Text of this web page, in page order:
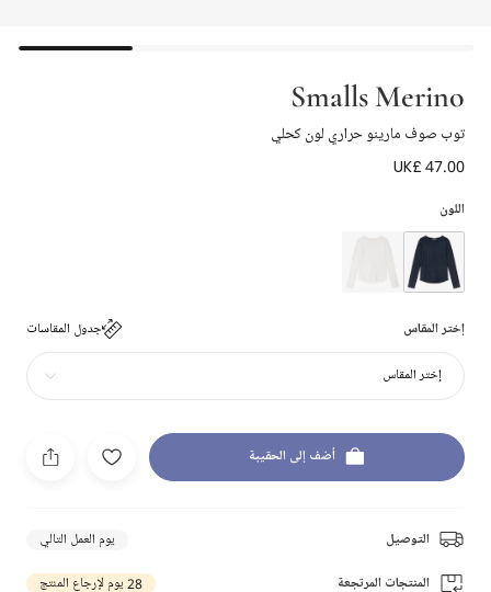
Smalls Merino
توب صوف مارينو حراري لون كحلي
UK£ 47.00
اللون
إختر المقاس جدول المقاسات
إختر المقاس
أضف إلى الحقيبة
التوصيل يوم العمل التالي
المنتجات المرتجعة 28 يوم لإرجاع المنتج